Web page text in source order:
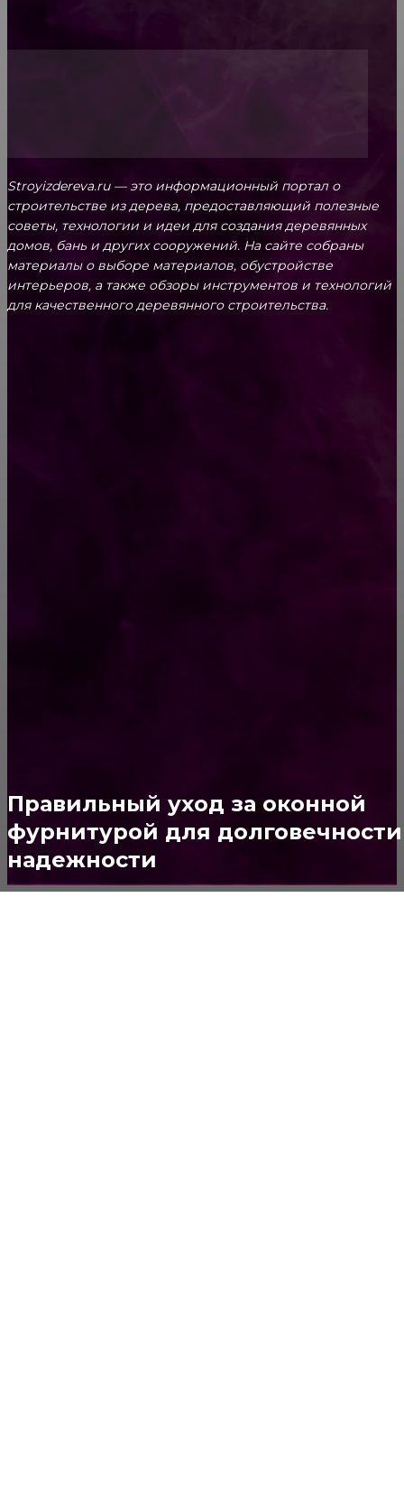
Правильный уход за оконной
фурнитурой для
надежности
Stroyizdereva.ru — это информационный портал о
строительстве из дерева, предоставляющий полезные
советы, технологии и идеи для создания деревянных
домов, бань и других сооружений. На сайте собраны
материалы о выборе материалов, обустройстве
интерьеров, а также обзоры инструментов и технологий
для качественного деревянного строительства.
Потолок147